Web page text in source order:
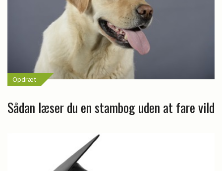
Opdræt
Sådan læser du en stambog uden at fare vild